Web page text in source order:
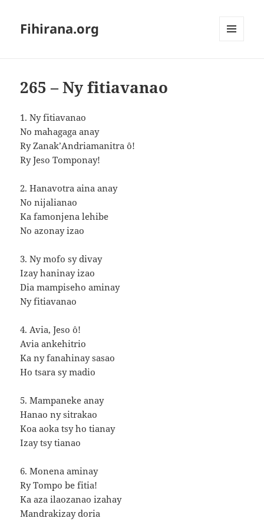
Fihirana.org
265 – Ny fitiavanao
1. Ny fitiavanao
No mahagaga anay
Ry Zanak’Andriamanitra ô!
Ry Jeso Tomponay!
2. Hanavotra aina anay
No nijalianao
Ka famonjena lehibe
No azonay izao
3. Ny mofo sy divay
Izay haninay izao
Dia mampiseho aminay
Ny fitiavanao
4. Avia, Jeso ô!
Avia ankehitrio
Ka ny fanahinay sasao
Ho tsara sy madio
5. Mampaneke anay
Hanao ny sitrakao
Koa aoka tsy ho tianay
Izay tsy tianao
6. Monena aminay
Ry Tompo be fitia!
Ka aza ilaozanao izahay
Mandrakizay doria